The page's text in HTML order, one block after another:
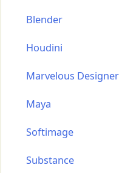
Blender
Houdini
Marvelous Designer
Maya
Softimage
Substance